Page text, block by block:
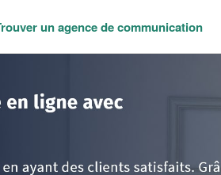
un agence de communication